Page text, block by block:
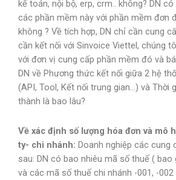
kế toán, nội bộ, erp, crm.. không? DN
các phần mềm này với phần mềm đơn
không ? Về tích hợp, DN chỉ cần cung
cần kết nối với Sinvoice Viettel, chúng
với đơn vị cung cấp phần mềm đó và
DN về Phương thức kết nối giữa 2 hệ
(API, Tool, Kết nối trung gian…) và Thời
thành là bao lâu?
Về xác định sốlượng hóa đơn và mô
ty- chi nhánh: Doanh nghiệp các cung
sau: DN có bao nhiêu mã số thuế (
và các mã số thuế chi nhánh -001, -002